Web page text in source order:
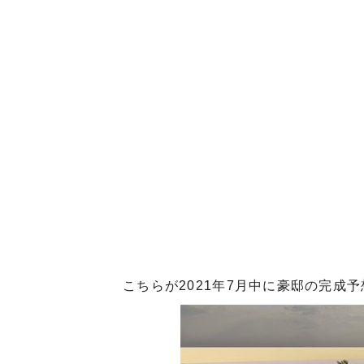
こちらが2021年7月中に豪邸の完成予